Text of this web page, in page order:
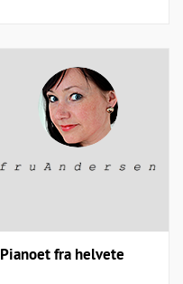
Pianoet fra helvete